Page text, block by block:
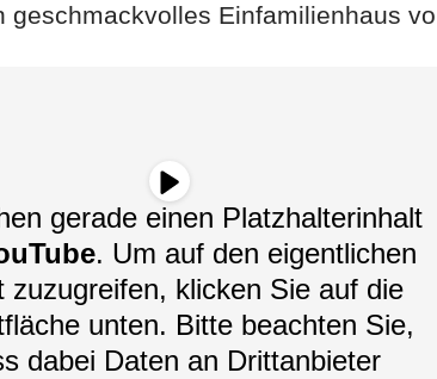
geschmackvolles Einfamilienhaus
gerade einen Platzhalterinhalt
. Um auf den eigentlichen
zuzugreifen, klicken Sie auf die
unten. Bitte beachten Sie,
dabei Daten an Drittanbieter